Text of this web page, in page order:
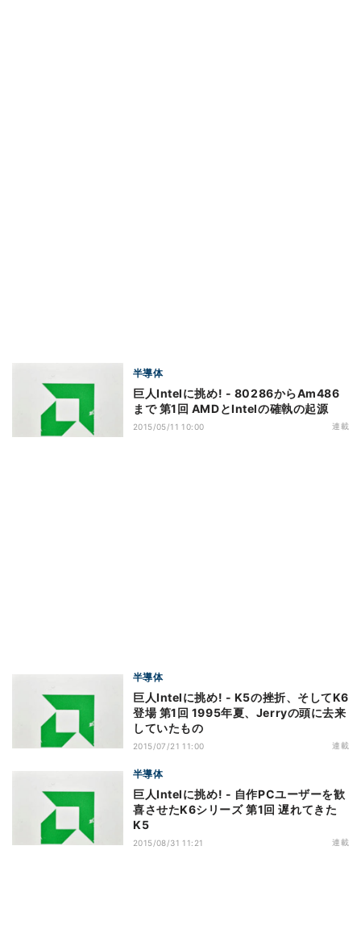
半導体
巨人Intelに挑め! - 80286からAm486
まで 第1回 AMDとIntelの確執の起源
2015/05/11 10:00 連載
半導体
巨人Intelに挑め! - K5の挫折、そしてK6
登場 第1回 1995年夏、Jerryの頭に去来
していたもの
2015/07/21 11:00 連載
半導体
巨人Intelに挑め! - 自作PCユーザーを歓
喜させたK6シリーズ 第1回 遅れてきた
K5
2015/08/31 11:21 連載